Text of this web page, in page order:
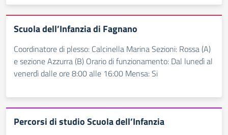
Scuola dell’Infanzia di Fagnano
Coordinatore di plesso: Calcinella Marina Sezioni: Rossa (A)
e sezione Azzurra (B) Orario di funzionamento: Dal lunedì al
venerdì dalle ore 8:00 alle 16:00 Mensa: Si
Percorsi di studio Scuola dell’Infanzia